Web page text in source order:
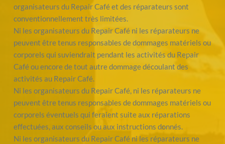
organisateurs du Repair Café et des réparateurs sont
conventionnellement très limitées.
Ni les organisateurs du Repair Café ni les réparateurs ne
peuvent être tenus responsables de dommages matériels ou
corporels qui suviendrait pendant les activités du Repair
Café ou encore de tout autre dommage découlant des
activités au Repair Café.
Ni les organisateurs du Repair Café, ni les réparateurs ne
peuvent être tenus responsables de dommages matériels ou
corporels éventuels qui feraient suite aux réparations
effectuées, aux conseils ou aux instructions donnés.
Ni les organisateurs du Repair Café ni les réparateurs ne